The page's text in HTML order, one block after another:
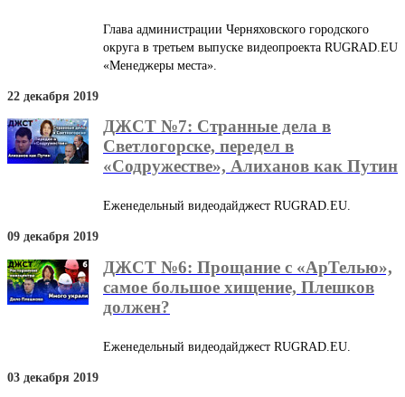
Глава администрации Черняховского городского
округа в третьем выпуске видеопроекта RUGRAD.EU
«Менеджеры места».
22 декабря 2019
ДЖСТ №7: Странные дела в
Светлогорске, передел в
«Содружестве», Алиханов как Путин
Еженедельный видеодайджест RUGRAD.EU.
09 декабря 2019
ДЖСТ №6: Прощание с «‎АрТелью»,
самое большое хищение, Плешков
должен?
Еженедельный видеодайджест RUGRAD.EU.
03 декабря 2019